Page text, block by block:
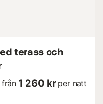
terass och
från 1 260 kr per natt